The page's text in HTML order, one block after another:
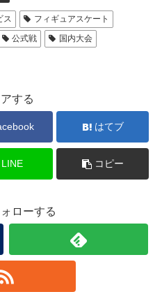
ス
フィギュアスケート
公式戦
国内大会
する
はてブ
LINE コピー
ローする